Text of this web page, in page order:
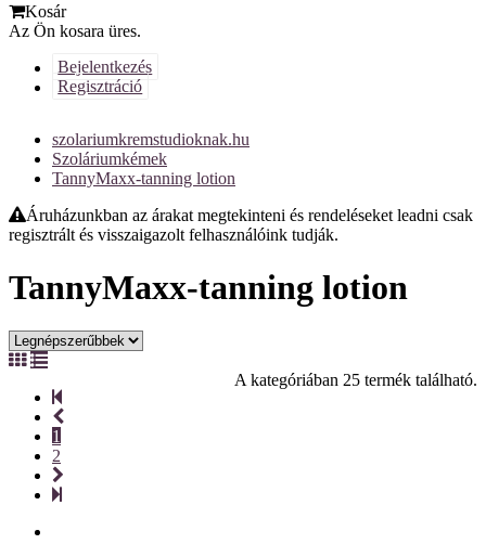
Kosár
Az Ön kosara üres.
Bejelentkezés
Regisztráció
szolariumkremstudioknak.hu
Szoláriumkémek
TannyMaxx-tanning lotion
Áruházunkban az árakat megtekinteni és rendeléseket leadni csak
regisztrált és visszaigazolt felhasználóink tudják.
TannyMaxx-tanning lotion
A kategóriában 25 termék található.
1
2